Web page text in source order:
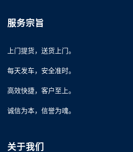
服务宗旨
上门提货，送货上门。
每天发车，安全准时。
高效快捷，客户至上。
诚信为本，信誉为魂。
关于我们